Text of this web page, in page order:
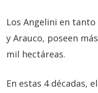
Los Angelini en tanto
y Arauco, poseen
mil hectáreas.
En estas 4 décadas,